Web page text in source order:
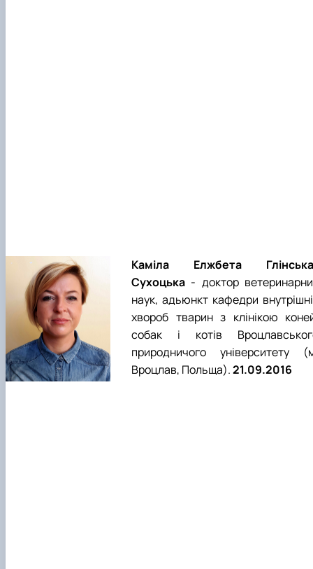
Каміла Елжбета
Сухоцька - доктор
наук, адьюнкт кафедри
хвороб тварин з клінікою
собак і котів
природничого університету
Вроцлав, Польща).21.09.2016